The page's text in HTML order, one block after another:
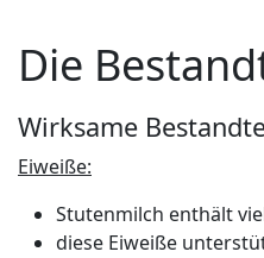
Die
Wirksame
Eiweiße:
Stutenmilch enthält
diese Eiweiße